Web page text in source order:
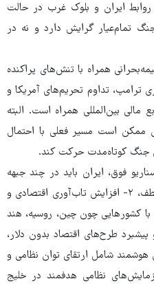
روابط ایران و بلوک غرب در حالت
تمام‌عیار گرایش دارد و نه در
همراه با تنش‌های پراکنده
ترامپ، تداوم تحریم‌های آمریکا و
بین‌المللی همراه است. البته
ممکن است مسیر فعلی با احتمال
جنگ کوتاه‌مدت حرکت کند.
فوق، ایران باید در چند جبهه
آماده باشد: ۱- دیپلماسی فعال و منعطف، ۲- افزایش تاب‌آوری اقتصادی و
با کشورهایی چون چین، روسیه، هند
طرح‌های اقتصاد بدون دلار،
هوشمند شامل ارتقای توان نظامی و
نظامی هدفمند در خلیج